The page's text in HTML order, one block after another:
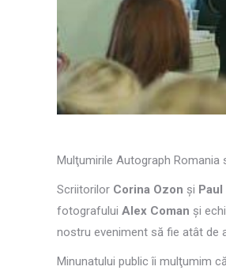
Mulţumirile Autograph Romania
Scriitorilor Corina Ozon şi Paul
fotografului Alex Coman şi
nostru eveniment să fie atât de
Minunatului public îi mulţumim